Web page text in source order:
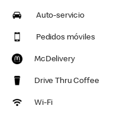
Auto-servicio
Pedidos móviles
McDelivery
Drive Thru Coffee
Wi-Fi